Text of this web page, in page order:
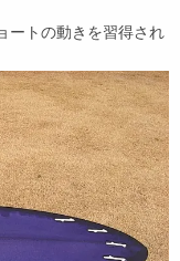
ートの動きを習得され